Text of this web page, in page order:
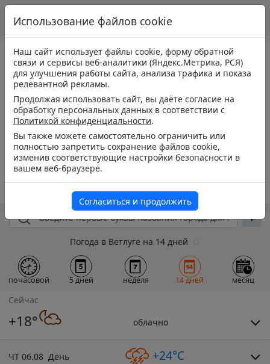
Погода в Ветлуге на 14 дней
почасовой 5 дней неделя 14 дней месяц
Сейчас
+18° облачно
ЧТ 06.08 День +24°C
Использование файлов cookie
Наш сайт использует файлы cookie, форму обратной
связи и сервисы веб-аналитики (Яндекс.Метрика, РСЯ)
для улучшения работы сайта, анализа трафика и показа
релевантной рекламы.
Продолжая использовать сайт, вы даёте согласие на
обработку персональных данных в соответствии с
Политикой конфиденциальности.
Вы также можете самостоятельно ограничить или
полностью запретить сохранение файлов cookie,
изменив соответствующие настройки безопасности в
вашем веб-браузере.
Согласиться и продолжить